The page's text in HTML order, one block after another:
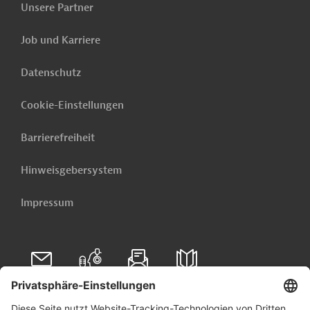
Fernwärmenetzes
Bangladesch - Stärkung der Energieeffizienz
Weitere verwandte Inhalte anzeigen
Unsere Partner
Job und Karriere
Datenschutz
Cookie-Einstellungen
Barrierefreiheit
Hinweisgebersystem
Impressum